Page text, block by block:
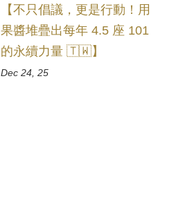
【不只倡議，更是行動！用
果醬堆疊出每年 4.5 座 101
的永續力量 🇹🇼】
Dec 24, 25